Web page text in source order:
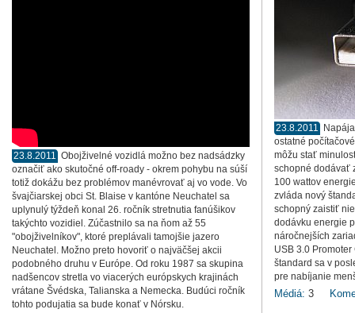
23.8.2011 Obojživelné vozidlá možno bez nadsádzky
označiť ako skutočné off-roady - okrem pohybu na súší
totiž dokážu bez problémov manévrovať aj vo vode. Vo
švajčiarskej obci St. Blaise v kantóne Neuchatel sa
uplynulý týždeň konal 26. ročník stretnutia fanúšikov
takýchto vozidiel. Zúčastnilo sa na ňom až 55
"obojživelníkov", ktoré preplávali tamojšie jazero
Neuchatel. Možno preto hovoriť o najväčšej akcii
podobného druhu v Európe. Od roku 1987 sa skupina
nadšencov stretla vo viacerých európskych krajinách
vrátane Švédska, Talianska a Nemecka. Budúci ročník
tohto podujatia sa bude konať v Nórsku.
23.8.2011
ostatné
môžu stať
schopné dodávať
100 wattov
zvláda nový
schopný zaistiť
dodávku energie
náročnejších
USB 3.0
štandard sa v
pre nabíjanie
Médiá: 3